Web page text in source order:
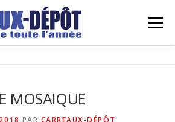
Menu
REALISATIONS
MOSAIQUE
PAR CARREAUX-DÉPÔT